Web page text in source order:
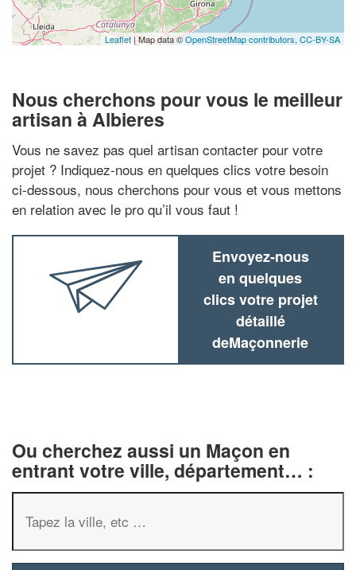
Leaflet| Map data ©OpenStreetMap contributors, CC-BY-SA
Nous cherchons pour vous le meilleur
artisan à Albieres
Vous ne savez pas quel artisan contacter pour votre
projet ? Indiquez-nous en quelques clics votre besoin
ci-dessous, nous cherchons pour vous et vous mettons
en relation avec le pro qu’il vous faut !
Envoyez-nous
en quelques
clics votre projet
détaillé
deMaçonnerie
Ou cherchez aussi un Maçon en
entrant votre ville, département… :